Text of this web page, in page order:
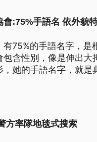
:75%手語名 依外貌
75%的手語名字，是
含性別，像是伸出
她的手語名字，就是
方率隊地毯式搜索